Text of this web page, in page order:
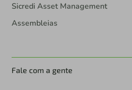
Sicredi Asset Management
Assembleias
Fale com a gente